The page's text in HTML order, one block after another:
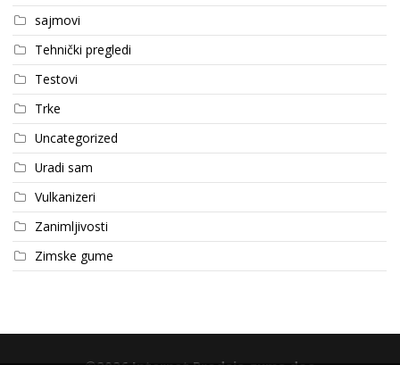
sajmovi
Tehnički pregledi
Testovi
Trke
Uncategorized
Uradi sam
Vulkanizeri
Zanimljivosti
Zimske gume